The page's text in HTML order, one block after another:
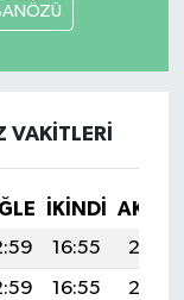
VAKITLERI
İKINDI
16:55
20:18
16:55
20:17